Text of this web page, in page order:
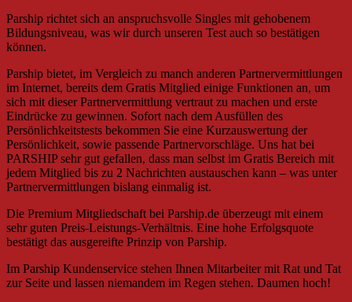
Parship richtet sich an anspruchsvolle Singles mit gehobenem
Bildungsniveau, was wir durch unseren Test auch so bestätigen
können.
Parship bietet, im Vergleich zu manch anderen Partnervermittlungen
im Internet, bereits dem Gratis Mitglied einige Funktionen an, um
sich mit dieser Partnervermittlung vertraut zu machen und erste
Eindrücke zu gewinnen. Sofort nach dem Ausfüllen des
Persönlichkeitstests bekommen Sie eine Kurzauswertung der
Persönlichkeit, sowie passende Partnervorschläge. Uns hat bei
PARSHIP sehr gut gefallen, dass man selbst im Gratis Bereich mit
jedem Mitglied bis zu 2 Nachrichten austauschen kann – was unter
Partnervermittlungen bislang einmalig ist.
Die Premium Mitgliedschaft bei Parship.de überzeugt mit einem
sehr guten Preis-Leistungs-Verhältnis. Eine hohe Erfolgsquote
bestätigt das ausgereifte Prinzip von Parship.
Im Parship Kundenservice stehen Ihnen Mitarbeiter mit Rat und Tat
zur Seite und lassen niemandem im Regen stehen. Daumen hoch!